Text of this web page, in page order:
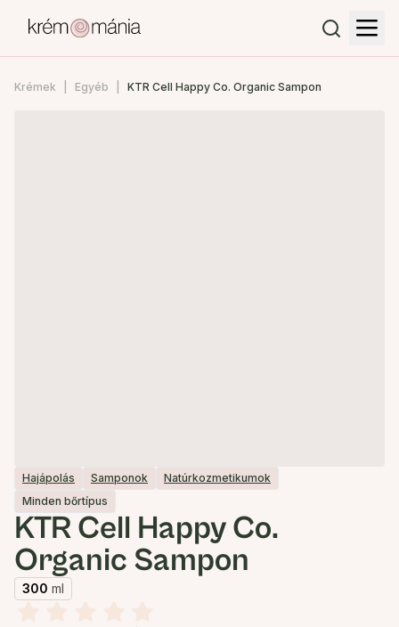
Krémek Egyéb KTR Cell Happy Co. Organic Sampon
Hajápolás Samponok
Natúrkozmetikumok
Minden bőrtípus
KTR Cell Happy Co.
Organic Sampon
300 ml